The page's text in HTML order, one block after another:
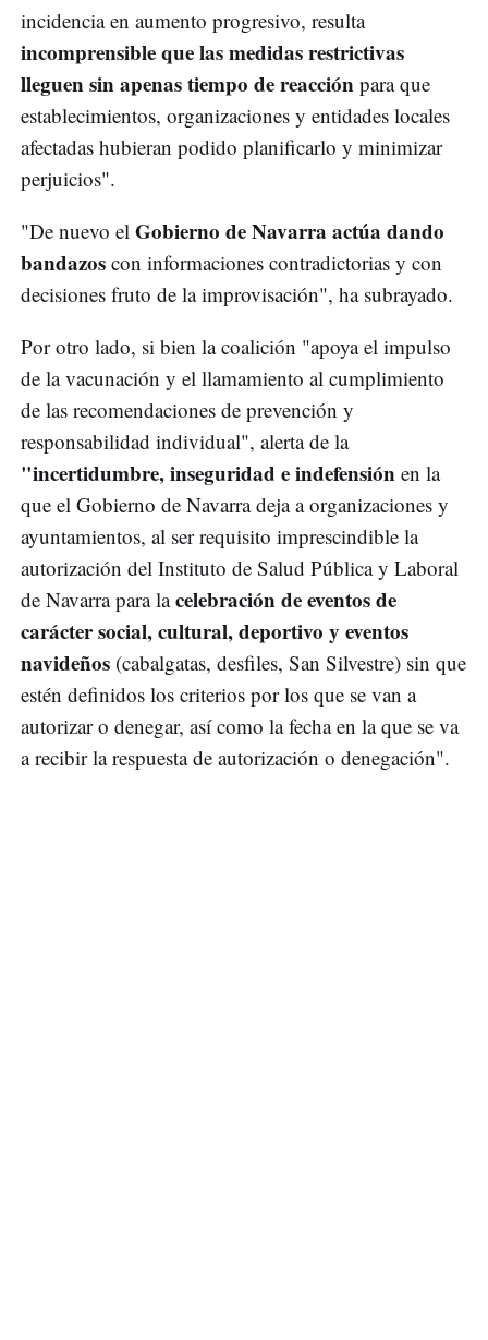
incidencia en aumento progresivo, resulta
incomprensible que las medidas restrictivas
lleguen sin apenas tiempo de reacción para que
establecimientos, organizaciones y entidades locales
afectadas hubieran podido planificarlo y minimizar
perjuicios".
"De nuevo el Gobierno de Navarra actúa dando
bandazos con informaciones contradictorias y con
decisiones fruto de la improvisación", ha subrayado.
Por otro lado, si bien la coalición "apoya el impulso
de la vacunación y el llamamiento al cumplimiento
de las recomendaciones de prevención y
responsabilidad individual", alerta de la
"incertidumbre, inseguridad e indefensión en la
que el Gobierno de Navarra deja a organizaciones y
ayuntamientos, al ser requisito imprescindible la
autorización del Instituto de Salud Pública y Laboral
de Navarra para lacelebración de eventos de
carácter social, cultural, deportivo y eventos
navideños (cabalgatas, desfiles, San Silvestre) sin que
estén definidos los criterios por los que se van a
autorizar o denegar, así como la fecha en la que se va
a recibir la respuesta de autorización o denegación".